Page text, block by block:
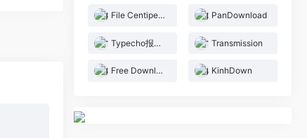
File Centipede 文件蜈蚣 PanDownload
Typecho报纸主题LanternTown Transmission
Free Download Manager KinhDown